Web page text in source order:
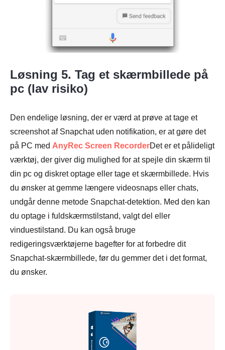
Løsning 5. Tag et skærmbillede på
pc (lav risiko)
Den endelige løsning, der er værd at prøve at tage et
screenshot af Snapchat uden notifikation, er at gøre det
på PC med AnyRec Screen RecorderDet er et pålideligt
værktøj, der giver dig mulighed for at spejle din skærm til
din pc og diskret optage eller tage et skærmbillede. Hvis
du ønsker at gemme længere videosnaps eller chats,
undgår denne metode Snapchat-detektion. Med den kan
du optage i fuldskærmstilstand, valgt del eller
vinduestilstand. Du kan også bruge
redigeringsværktøjerne bagefter for at forbedre dit
Snapchat-skærmbillede, før du gemmer det i det format,
du ønsker.